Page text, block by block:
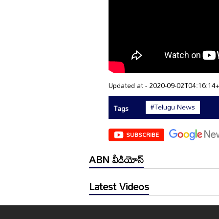
Updated at - 2020-09-
Tags
#Telugu News
SUBSCRIBE
ABN వీడియోస్
Latest Videos